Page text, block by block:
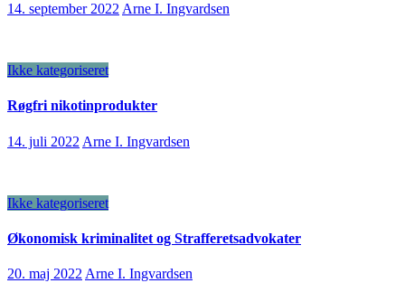
14. september 2022 Arne I. Ingvardsen
Ikke kategoriseret
Røgfri nikotinprodukter
14. juli 2022 Arne I. Ingvardsen
Ikke kategoriseret
Økonomisk kriminalitet og Strafferetsadvokater
20. maj 2022 Arne I. Ingvardsen